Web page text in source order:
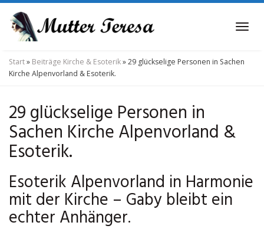
Skip
main
content
Start» Beiträge Kirche & Esoterik»29 glückselige Personen in Sachen
Kirche Alpenvorland & Esoterik.
29 glückselige Personen in
Sachen Kirche Alpenvorland &
Esoterik.
Esoterik Alpenvorland in Harmonie
mit der Kirche – Gaby bleibt ein
echter Anhänger.